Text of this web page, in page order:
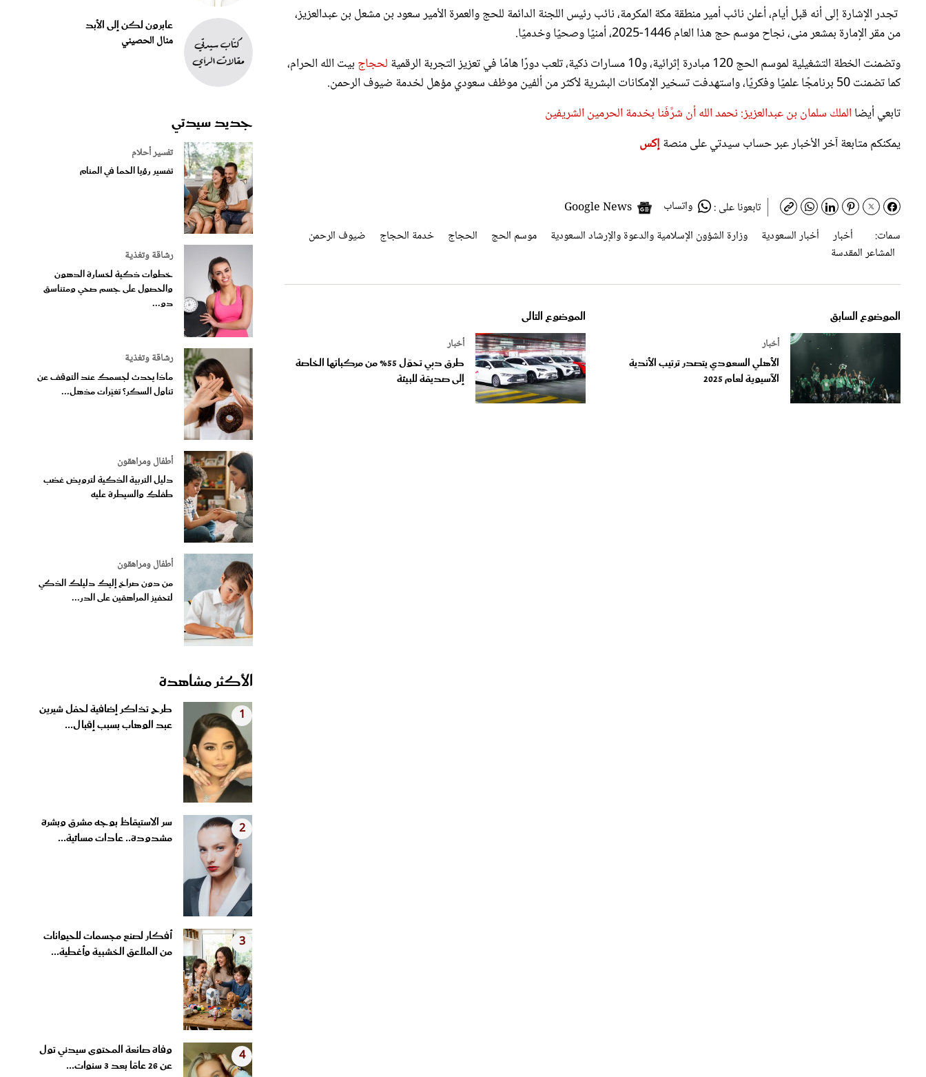
تجدر الإشارة إلى أنه قبل أيام، أعلن نائب أمير منطقة مكة المكرمة، نائب رئيس اللجنة الدائمة للحج والعمرة الأمير سعود بن مشعل بن عبدالعزيز،
من مقر الإمارة بمشعر منى، نجاح موسم حج هذا العام 1446-2025، أمنيًا وصحيًا وخدميًا.
وتضمنت الخطة التشغيلية لموسم الحج 120 مبادرة إثرائية، و10 مسارات ذكية، تلعب دورًا هامًا في تعزيز التجربة الرقمية
لحجاج بيت الله الحرام،
كما تضمنت 50 برنامجًا علميًا وفكريًا، واستهدفت تسخير الإمكانات البشرية لأكثر من ألفين موظف سعودي مؤهل لخدمة ضيوف الرحمن.
تابعي أيضا الملك سلمان بن عبدالعزيز: نحمد الله أن شرَّفَنا بخدمة الحرمين الشريفين
يمكنكم متابعة آخر الأخبار عبر حساب سيدتي على منصةإكس
تابعونا على : واتساب
سمات:
أخبار أخبار السعودية وزارة الشؤون الإسلامية والدعوة والإرشاد السعودية موسم الحج الحجاج خدمة الحجاج
ضيوف الرحمن
المشاعر المقدسة
الموضوع السابق
أخبار
الأهلي السعودي يتصدر ترتيب الأندية
الآسيوية لعام 2025
الموضوع التالى
أخبار
طرق دبي تحوّل 55% من مركباتها الخاصة
إلى صديقة للبيئة
عابرون لكن إلى الأبد
منال الحصيني
جديد سيدتي
تفسير أحلام
تفسير رؤيا الحما في المنام
رشاقة وتغذية
خطوات ذكية لخسارة الدهون
والحصول على جسم صحي ومتناسق
دو...
رشاقة وتغذية
ماذا يحدث لجسمك عند التوقف عن
تناول السكر؟ تغيّرات مذهل...
أطفال ومراهقون
دليل التربية الذكية لترويض غضب
طفلكِ والسيطرة عليه
أطفال ومراهقون
من دون صراخ إليك دليلك الذكي
لتحفيز المراهقين على الدر...
الأكثر مشاهدة
1
طرح تذاكر إضافية لحفل شيرين
عبد الوهاب بسبب إقبال...
2
سر الاستيقاظ بوجه مشرق وبشرة
مشدودة.. عادات مسائية...
3
أفكار لصنع مجسمات للحيوانات
من الملاعق الخشبية وأغطية...
4
وفاة صانعة المحتوى سيدني تول
عن 26 عامًا بعد 3 سنوات...